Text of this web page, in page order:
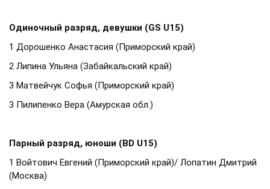
Одиночный разряд, девушки (GS U15)
1 Дорошенко Анастасия (Приморский край)
2 Липина Ульяна (Забайкальский край)
3 Матвейчук Софья (Приморский край)
3 Пилипенко Вера (Амурская обл.)
Парный разряд, юноши (BD U15)
1 Войтович Евгений (Приморский край)/ Лопатин Дмитрий
(Москва)